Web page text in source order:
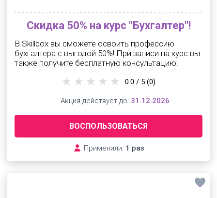
Скидка 50% на курс "Бухгалтер"!
В Skillbox вы сможете освоить профессию
бухгалтера с выгодой 50%! При записи на курс вы
также получите бесплатную консультацию!
ВОСПОЛЬЗОВАТЬСЯ
Применили: 1 раз
0.0 / 5 (0)
Акция действует до: 31.12.2026